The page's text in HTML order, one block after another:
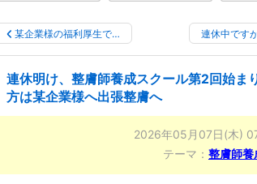
某企業様の福利厚生で… 連休中です
連休明け、整膚師養成スクール第2回始ま
方は某企業様へ出張整膚へ
2026年05月07日(木)
テーマ： 整膚師養